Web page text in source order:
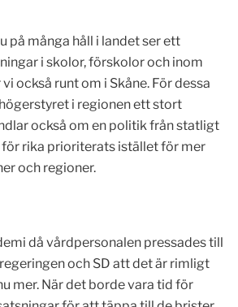
på många håll i landet ser ett
i skolor, förskolor och inom
också runt om i Skåne. För dessa
i regionen ett stort
också om en politik från statligt
rika prioriterats istället för mer
och regioner.
då vårdpersonalen pressades till
och SD att det är rimligt
mer. När det borde vara tid för